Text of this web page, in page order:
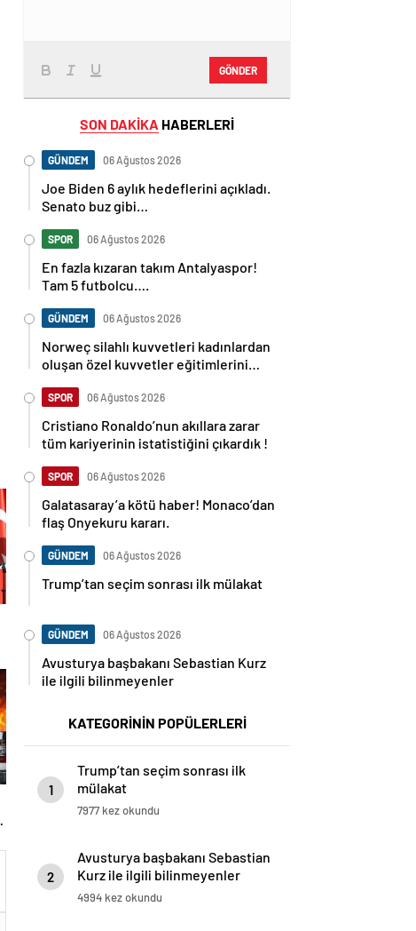
GÖNDER
SON DAKİKA HABERLERİ
GÜNDEM 06 Ağustos 2026
Joe Biden 6 aylık hedeflerini açıkladı.
Senato buz gibi…
SPOR 06 Ağustos 2026
En fazla kızaran takım Antalyaspor!
Tam 5 futbolcu….
GÜNDEM 06 Ağustos 2026
Norweç silahlı kuvvetleri kadınlardan
oluşan özel kuvvetler eğitimlerini
SPOR 06 Ağustos 2026
Cristiano Ronaldo’nun akıllara zarar
tüm kariyerinin istatistiğini çıkardık !
SPOR 06 Ağustos 2026
Galatasaray’a kötü haber! Monaco’dan
flaş Onyekuru kararı.
GÜNDEM 06 Ağustos 2026
Trump’tan seçim sonrası ilk mülakat
GÜNDEM 06 Ağustos 2026
Avusturya başbakanı Sebastian Kurz
ile ilgili bilinmeyenler
KATEGORİNİN POPÜLERLERİ
1
Trump’tan seçim sonrası ilk
mülakat
7977 kez okundu
2
Avusturya başbakanı Sebastian
Kurz ile ilgili bilinmeyenler
4994 kez okundu